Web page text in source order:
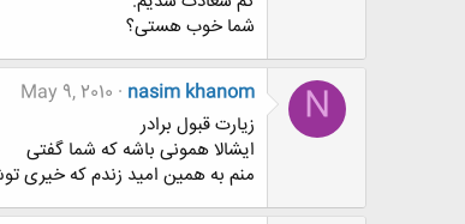
شما خوب هستی؟
N
nasim khanom
May 9, 2010
زیارت قبول برادر
ایشالا همونی باشه که شما گفتی
منم به همین امید زندم که خیری